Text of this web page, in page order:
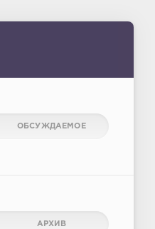
ОБСУЖДАЕМОЕ
АРХИВ